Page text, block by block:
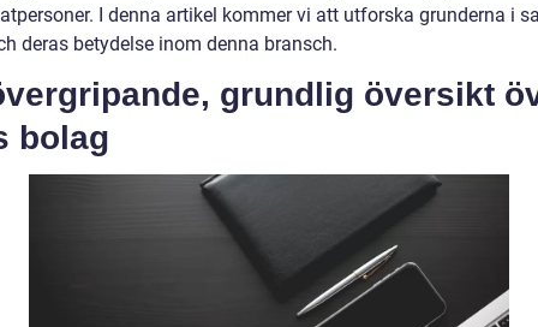
I denna artikel kommer vi att utforska grunderna i
deras betydelse inom denna bransch.
grundlig översikt
bolag